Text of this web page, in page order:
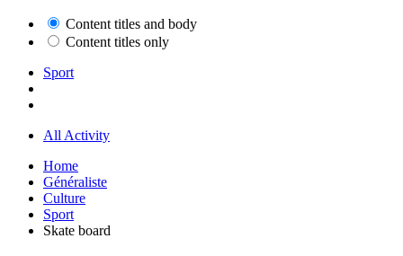
Content titles and body
Content titles only
Sport
All Activity
Home
Généraliste
Culture
Sport
Skate board